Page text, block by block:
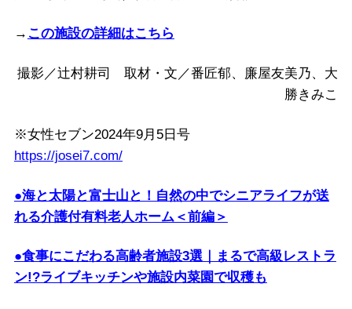
→ この施設の詳細はこちら
撮影／辻村耕司 取材・文／番匠郁、廉屋友美乃、大
勝きみこ
※女性セブン2024年9月5日号
https://josei7.com/
●海と太陽と富士山と！自然の中でシニアライフが送
れる介護付有料老人ホーム＜前編＞
●食事にこだわる高齢者施設3選｜まるで高級レストラ
ン!?ライブキッチンや施設内菜園で収穫も